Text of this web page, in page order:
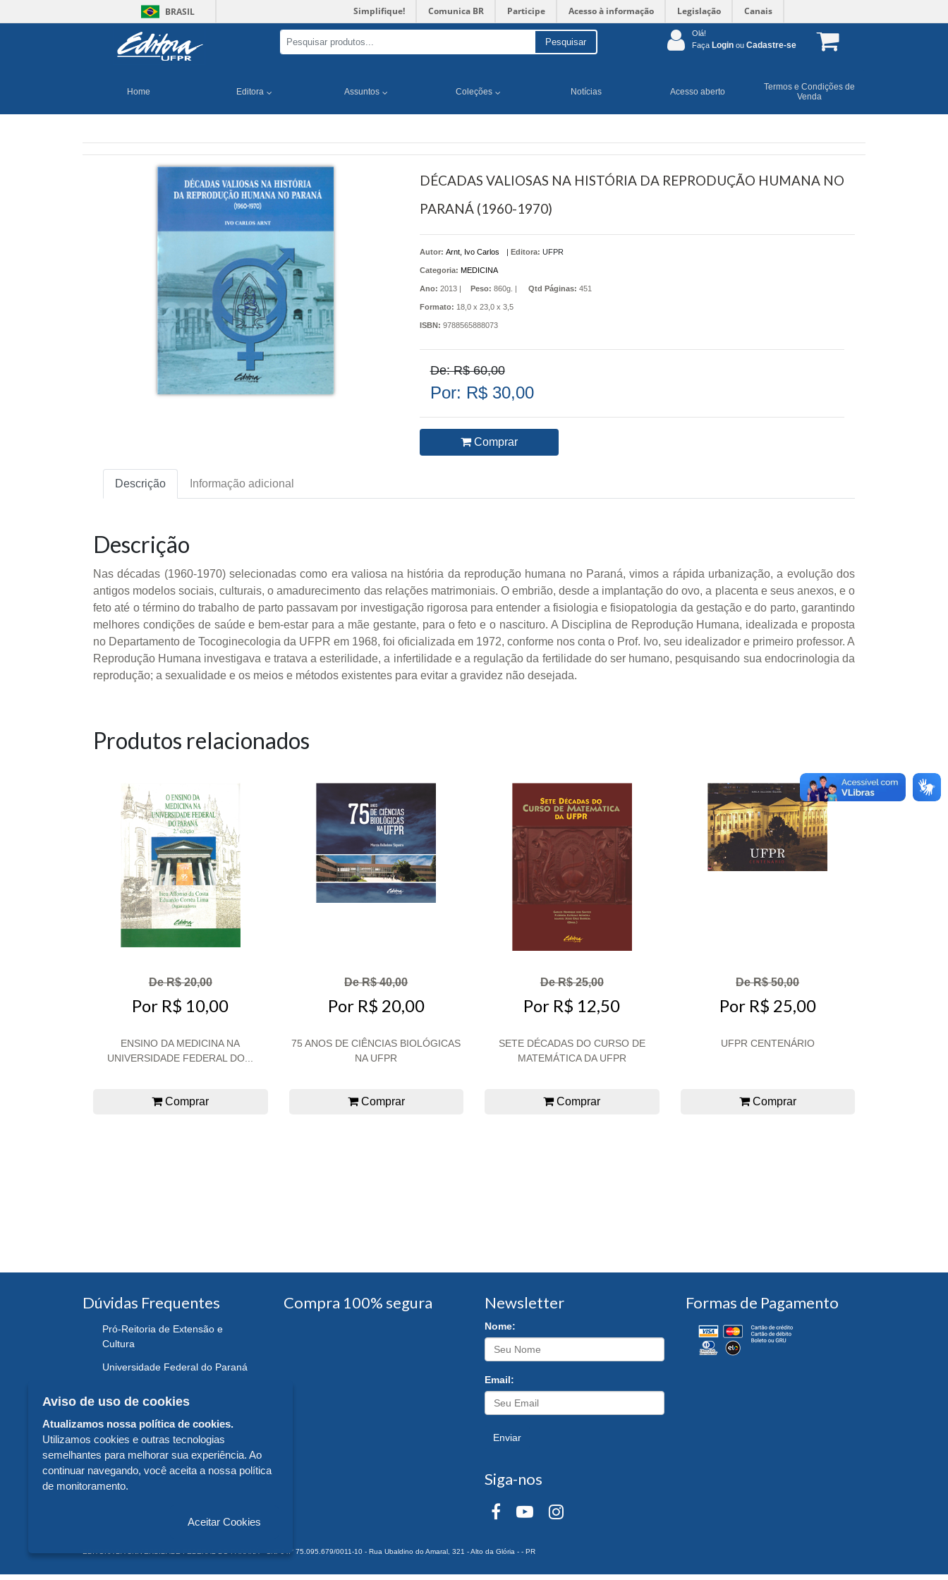
BRASIL Simplifique! Comunica BR Participe Acesso à informação Legislação Canais
Pesquisar
Olá!
Faça Login ou Cadastre-se
Home Editora Assuntos Coleções Notícias Acesso aberto
Termos e Condições de
Venda
DÉCADAS VALIOSAS NA HISTÓRIA DA REPRODUÇÃO HUMANA NO
PARANÁ (1960-1970)
Autor: Arnt, Ivo Carlos | Editora: UFPR
Categoria: MEDICINA
Ano: 2013 | Peso: 860g. | Qtd Páginas: 451
Formato: 18,0 x 23,0 x 3,5
ISBN: 9788565888073
De: R$ 60,00
Por: R$ 30,00
Comprar
Descrição Informação adicional
Descrição
Nas décadas (1960-1970) selecionadas como era valiosa na história da reprodução humana no Paraná, vimos a rápida urbanização, a evolução dos
antigos modelos sociais, culturais, o amadurecimento das relações matrimoniais. O embrião, desde a implantação do ovo, a placenta e seus anexos, e o
feto até o término do trabalho de parto passavam por investigação rigorosa para entender a fisiologia e fisiopatologia da gestação e do parto, garantindo
melhores condições de saúde e bem-estar para a mãe gestante, para o feto e o nascituro. A Disciplina de Reprodução Humana, idealizada e proposta
no Departamento de Tocoginecologia da UFPR em 1968, foi oficializada em 1972, conforme nos conta o Prof. Ivo, seu idealizador e primeiro professor. A
Reprodução Humana investigava e tratava a esterilidade, a infertilidade e a regulação da fertilidade do ser humano, pesquisando sua endocrinologia da
reprodução; a sexualidade e os meios e métodos existentes para evitar a gravidez não desejada.
Produtos relacionados
De R$ 20,00
Por R$ 10,00
ENSINO DA MEDICINA NA
UNIVERSIDADE FEDERAL DO...
Comprar
De R$ 40,00
Por R$ 20,00
75 ANOS DE CIÊNCIAS BIOLÓGICAS
NA UFPR
Comprar
De R$ 25,00
Por R$ 12,50
SETE DÉCADAS DO CURSO DE
MATEMÁTICA DA UFPR
Comprar
De R$ 50,00
Por R$ 25,00
UFPR CENTENÁRIO
Comprar
Dúvidas Frequentes
Pró-Reitoria de Extensão e
Cultura
Universidade Federal do Paraná
Compra 100% segura Newsletter
Nome:
Email:
Enviar
Siga-nos
Formas de Pagamento
EDITORA DA UNIVERSIDADE FEDERAL DO PARANÁ - CNPJ n° 75.095.679/0011-10 - Rua Ubaldino do Amaral, 321 - Alto da Glória - - PR
Aviso de uso de cookies
Atualizamos nossa política de cookies.
Utilizamos cookies e outras tecnologias
semelhantes para melhorar sua experiência. Ao
continuar navegando, você aceita a nossa política
de monitoramento.
Aceitar Cookies